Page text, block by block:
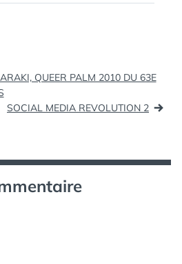
QUEER PALM 2010 DU 63E
SOCIAL MEDIA REVOLUTION 2